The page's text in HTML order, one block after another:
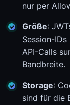
nur per
Größe:
Session-
API-Calls
Bandbreite.
Storage:
sind für die